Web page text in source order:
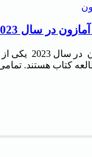
در سال 2023
پرفروش‌ ترین کتاب‌ های سایت آمازون در سال 2023 یکی از
کتاب هستند.